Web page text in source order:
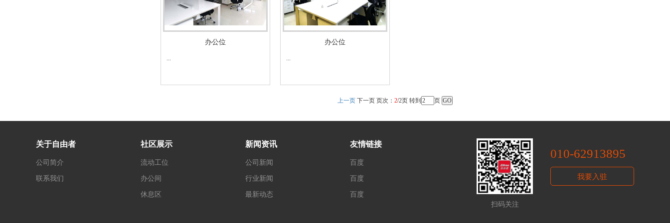
办公位
...
办公位
...
上一页下一页 页次： 2/2页 转到 页
关于自由者
公司简介
联系我们
社区展示
流动工位
办公间
休息区
新闻资讯
公司新闻
行业新闻
最新动态
友情链接
百度
百度
百度
010-62913895
我要入驻
扫码关注